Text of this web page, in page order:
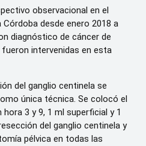
observacional en el
desde enero 2018 a
diagnóstico de cáncer de
intervenidas en esta
del ganglio centinela se
única técnica. Se colocó el
3 y 9, 1 ml superficial y 1
del ganglio centinela y
pélvica en todas las